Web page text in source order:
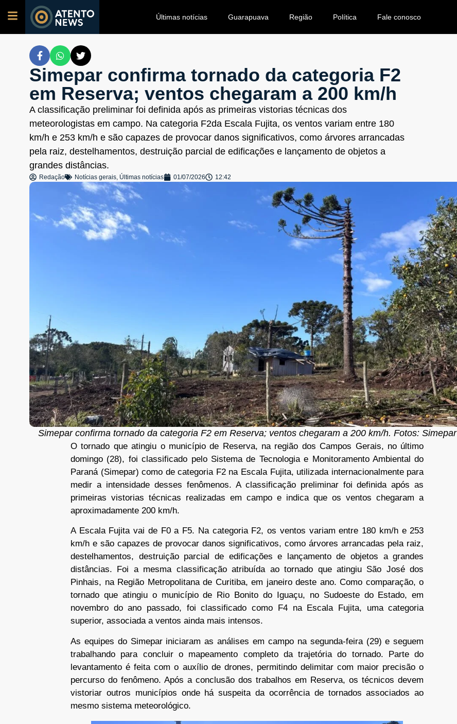
Últimas notícias Guarapuava Região Política Fale conosco
Simepar confirma tornado da categoria F2
em Reserva; ventos chegaram a 200 km/h
A classificação preliminar foi definida após as primeiras vistorias técnicas dos
meteorologistas em campo. Na categoria F2da Escala Fujita, os ventos variam entre 180
km/h e 253 km/h e são capazes de provocar danos significativos, como árvores arrancadas
pela raiz, destelhamentos, destruição parcial de edificações e lançamento de objetos a
grandes distâncias.
Redação Notícias gerais, Últimas notícias 01/07/2026 12:42
Simepar confirma tornado da categoria F2 em Reserva; ventos chegaram a 200 km/h. Fotos: Simepar
O tornado que atingiu o município de Reserva, na região dos Campos Gerais, no último
domingo (28), foi classificado pelo Sistema de Tecnologia e Monitoramento Ambiental do
Paraná (Simepar) como de categoria F2 na Escala Fujita, utilizada internacionalmente para
medir a intensidade desses fenômenos. A classificação preliminar foi definida após as
primeiras vistorias técnicas realizadas em campo e indica que os ventos chegaram a
aproximadamente 200 km/h.
A Escala Fujita vai de F0 a F5. Na categoria F2, os ventos variam entre 180 km/h e 253
km/h e são capazes de provocar danos significativos, como árvores arrancadas pela raiz,
destelhamentos, destruição parcial de edificações e lançamento de objetos a grandes
distâncias. Foi a mesma classificação atribuída ao tornado que atingiu São José dos
Pinhais, na Região Metropolitana de Curitiba, em janeiro deste ano. Como comparação, o
tornado que atingiu o município de Rio Bonito do Iguaçu, no Sudoeste do Estado, em
novembro do ano passado, foi classificado como F4 na Escala Fujita, uma categoria
superior, associada a ventos ainda mais intensos.
As equipes do Simepar iniciaram as análises em campo na segunda-feira (29) e seguem
trabalhando para concluir o mapeamento completo da trajetória do tornado. Parte do
levantamento é feita com o auxílio de drones, permitindo delimitar com maior precisão o
percurso do fenômeno. Após a conclusão dos trabalhos em Reserva, os técnicos devem
vistoriar outros municípios onde há suspeita da ocorrência de tornados associados ao
mesmo sistema meteorológico.